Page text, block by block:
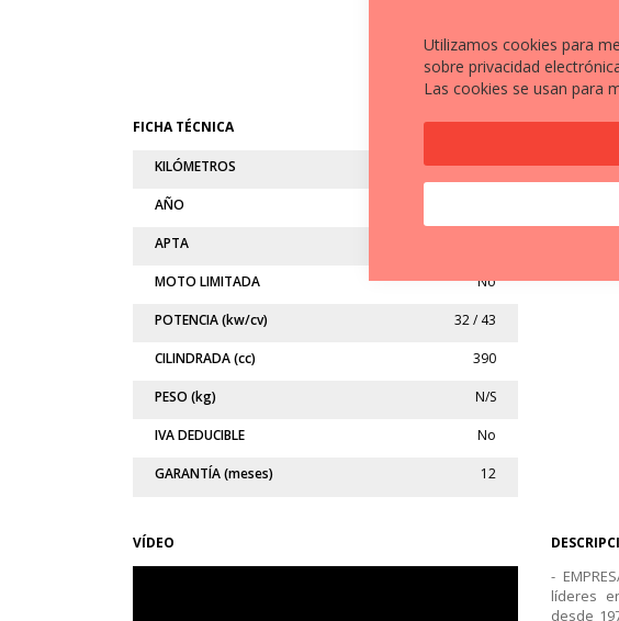
FICHA TÉCNICA
KILÓMETROS 10.889
AÑO
APTA
MOTO LIMITADA No
POTENCIA (kw/cv) 32 / 43
CILINDRADA (cc) 390
PESO (kg) N/S
IVA DEDUCIBLE No
GARANTÍA (meses) 12
EXTRAS A
VÍDEO
-
líderes
desde
Utilizamos cookies para
sobre privacidad
Las cookies se usan para